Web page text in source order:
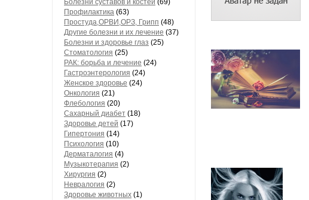
Болезни суставов и костей (69)
Профилактика (63)
Простуда,ОРВИ,ОРЗ, Грипп (48)
Другие болезни и их лечение (37)
Болезни и здоровье глаз (25)
Стоматология (25)
РАК: борьба и лечение (24)
Гастроэнтерология (24)
Женское здоровье (24)
Онкология (21)
Флебология (20)
Сахарный диабет (18)
Здоровье детей (17)
Гипертония (14)
Психология (10)
Дерматалогия (4)
Музыкотерапия (2)
Хирургия (2)
Невралогия (2)
Здоровье животных (1)